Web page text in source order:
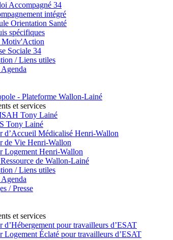
Accompagné 34
intégré
Orientation Santé
spécifiques
Motiv'Action
Sociale 34
/ Liens utiles
- Plateforme Wallon-Lainé
et services
Tony Lainé
Tony Lainé
d’Accueil Médicalisé Henri-Wallon
de Vie Henri-Wallon
Logement Henri-Wallon
de Wallon-Lainé
/ Liens utiles
/ Presse
et services
d’Hébergement pour travailleurs d’ESAT
Logement Éclaté pour travailleurs d’ESAT